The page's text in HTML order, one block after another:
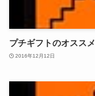
プチギフトのオススメ
2016年12月12日